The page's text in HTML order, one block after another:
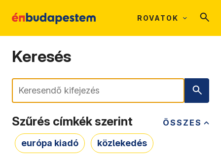
ROVATOK
Keresés
Keresés
ÖSSZES
Szűrés címkék szerint
európa kiadó közlekedés